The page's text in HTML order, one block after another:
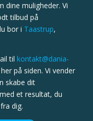
dine muligheder. Vi
tilbud på
bor i Taastrup,
tilkontakt@dania-
her på siden. Vi vender
skabe dit
et resultat, du
dig.